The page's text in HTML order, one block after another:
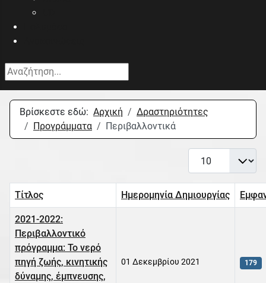
Αναζήτηση...
Βρίσκεστε εδώ: Αρχική
Δραστηριότητες
Προγράμματα
Περιβαλλοντικά
Εμφάνιση #
Τίτλος Ημερομηνία Δημιουργίας
2021-2022:
Περιβαλλοντικό
πρόγραμμα: Το νερό
πηγή ζωής, κινητικής
δύναμης, έμπνευσης,
01 Δεκεμβρίου 2021 179